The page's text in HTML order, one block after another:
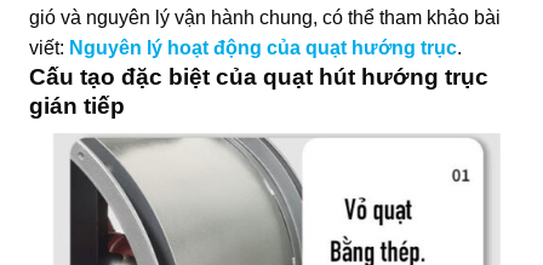
gió và nguyên lý vận hành chung, có thể tham khảo bài
viết: Nguyên lý hoạt động của quạt hướng trục.
Cấu tạo đặc biệt của quạt hút hướng trục
gián tiếp